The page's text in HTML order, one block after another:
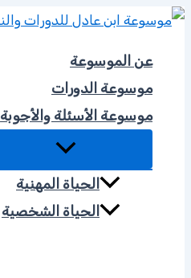
تخطي
المحتوى
عن الموسوعة
موسوعة الدورات
موسوعة الأسئلة والأجوبة
الحياة المهنية
الحياة الشخصية